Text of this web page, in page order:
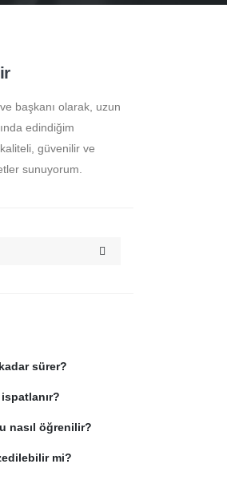
başkanı olarak, uzun
edindiğim
güvenilir ve
sunuyorum.
sürer?
nasıl öğrenilir?
mi?